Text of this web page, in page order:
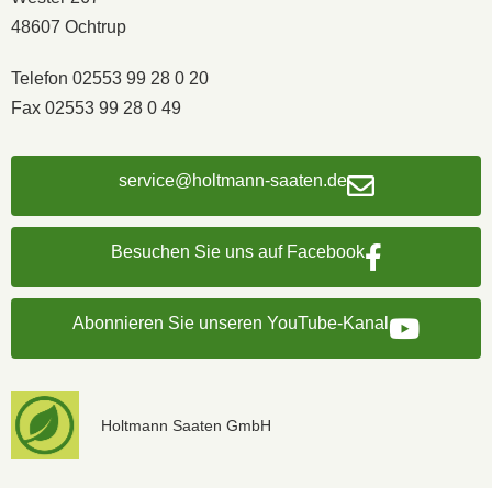
48607 Ochtrup
Telefon 02553 99 28 0 20
Fax 02553 99 28 0 49
service@holtmann-saaten.de
Besuchen Sie uns auf Facebook
Abonnieren Sie unseren YouTube-Kanal
Holtmann Saaten GmbH